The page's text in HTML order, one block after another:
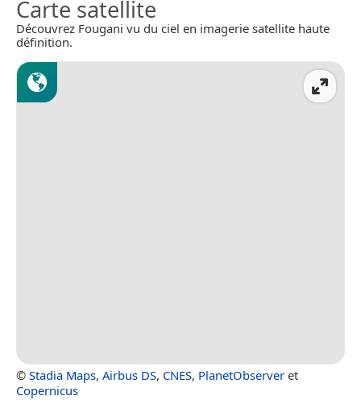
Carte satellite
Découvrez Fougani vu du ciel en imagerie satellite haute
définition.
© Stadia Maps, Airbus DS, CNES, PlanetObserver et
Copernicus